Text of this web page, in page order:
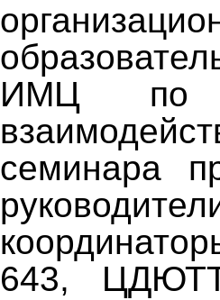
ИМЦ по
семинара
643,